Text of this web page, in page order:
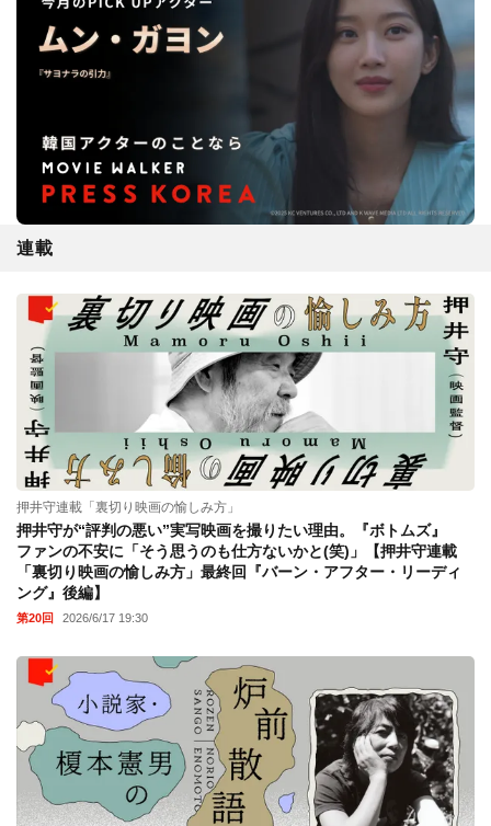
連載
押井守連載「裏切り映画の愉しみ方」
押井守が“評判の悪い”実写映画を撮りたい理由。『ボトムズ』
ファンの不安に「そう思うのも仕方ないかと(笑)」【押井守連載
「裏切り映画の愉しみ方」最終回『バーン・アフター・リーディ
ング』後編】
第20回 2026/6/17 19:30